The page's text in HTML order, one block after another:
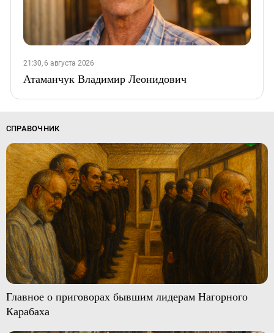
21:30, 6 августа 2026
Атаманчук Владимир Леонидович
СПРАВОЧНИК
Главное о приговорах бывшим лидерам Нагорного
Карабаха